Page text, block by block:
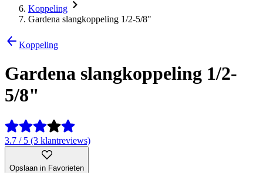
Koppeling
Gardena slangkoppeling 1/2-5/8"
Koppeling
Gardena slangkoppeling 1/2-
5/8"
3.7 / 5 (3 klantreviews)
Opslaan in Favorieten